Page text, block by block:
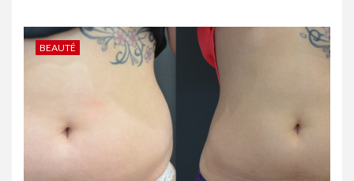
BEAUTÉ